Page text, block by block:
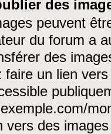
des
peuvent
du forum a
des
faire un lien
vers des